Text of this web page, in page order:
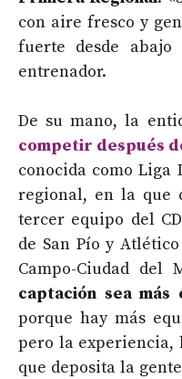
con aire fresco y
fuerte desde
entrenador.
De su mano, la
competir después
conocida como Liga
regional, en la que
tercer equipo del
de San Pío y
Campo-Ciudad del
captación sea
porque hay más
pero la experiencia,
que deposita la